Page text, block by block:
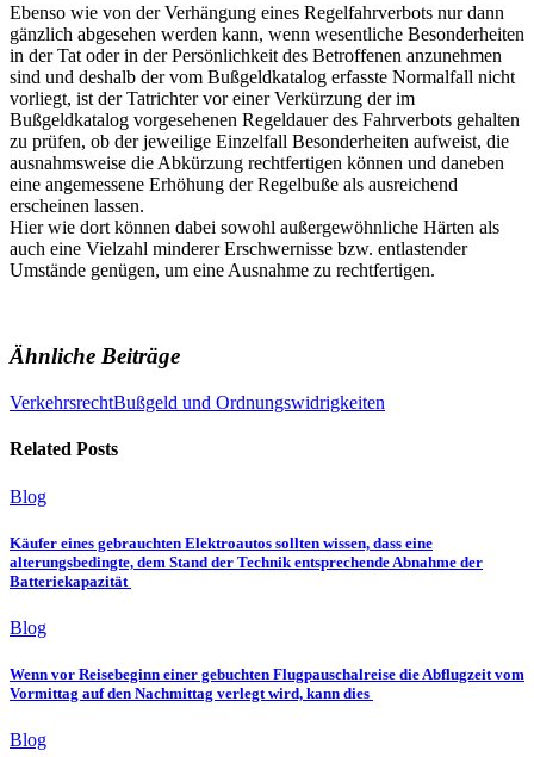
Ebenso wie von der Verhängung eines Regelfahrverbots nur dann
gänzlich abgesehen werden kann, wenn wesentliche Besonderheiten
in der Tat oder in der Persönlichkeit des Betroffenen anzunehmen
sind und deshalb der vom Bußgeldkatalog erfasste Normalfall nicht
vorliegt, ist der Tatrichter vor einer Verkürzung der im
Bußgeldkatalog vorgesehenen Regeldauer des Fahrverbots gehalten
zu prüfen, ob der jeweilige Einzelfall Besonderheiten aufweist, die
ausnahmsweise die Abkürzung rechtfertigen können und daneben
eine angemessene Erhöhung der Regelbuße als ausreichend
erscheinen lassen.
Hier wie dort können dabei sowohl außergewöhnliche Härten als
auch eine Vielzahl minderer Erschwernisse bzw. entlastender
Umstände genügen, um eine Ausnahme zu rechtfertigen.
Ähnliche Beiträge
VerkehrsrechtBußgeld und Ordnungswidrigkeiten
Related Posts
Blog
Käufer eines gebrauchten Elektroautos sollten wissen, dass eine
alterungsbedingte, dem Stand der Technik entsprechende Abnahme der
Batteriekapazität
Blog
Wenn vor Reisebeginn einer gebuchten Flugpauschalreise die Abflugzeit vom
Vormittag auf den Nachmittag verlegt wird, kann dies
Blog